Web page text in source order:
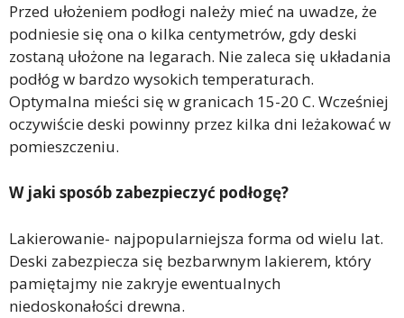
Przed ułożeniem podłogi należy mieć na uwadze, że
podniesie się ona o kilka centymetrów, gdy deski
zostaną ułożone na legarach. Nie zaleca się układania
podłóg w bardzo wysokich temperaturach.
Optymalna mieści się w granicach 15-20 C. Wcześniej
oczywiście deski powinny przez kilka dni leżakować w
pomieszczeniu.
W jaki sposób zabezpieczyć podłogę?
Lakierowanie- najpopularniejsza forma od wielu lat.
Deski zabezpiecza się bezbarwnym lakierem, który
pamiętajmy nie zakryje ewentualnych
niedoskonałości drewna.